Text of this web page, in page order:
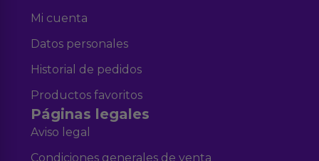
Mi cuenta
Datos personales
Historial de pedidos
Productos favoritos
Páginas legales
Aviso legal
Condiciones generales de venta